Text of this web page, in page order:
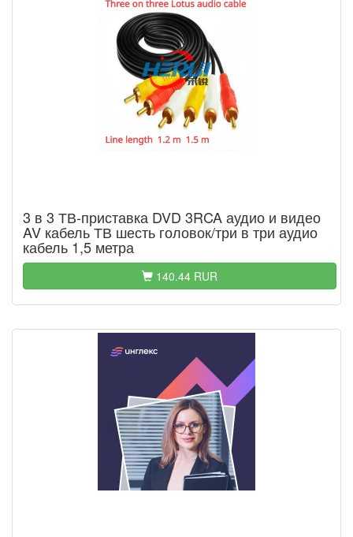
3 в 3 ТВ-приставка DVD 3RCA аудио и видео
AV кабель ТВ шесть головок/три в три аудио
кабель 1,5 метра
140.44 RUR